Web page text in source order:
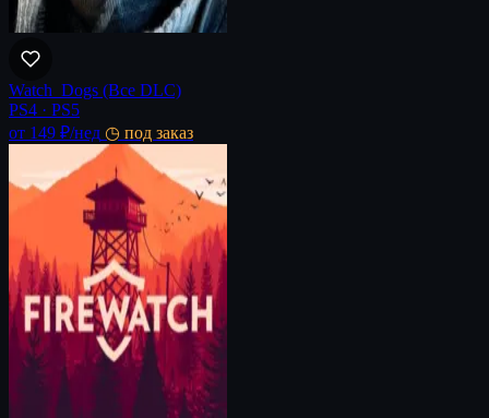
Watch_Dogs (Все DLC)
PS4 · PS5
от 149 ₽/нед ◷ под заказ